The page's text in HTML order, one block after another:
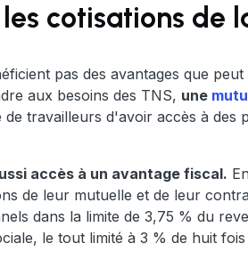
cotisations de
pas des avantages que
aux besoins des TNS, une
travailleurs d'avoir accès à des
accès à un avantage fiscal.
de leur mutuelle et de leur
dans la limite de 3,75 % du
le tout limité à 3 % de huit fois